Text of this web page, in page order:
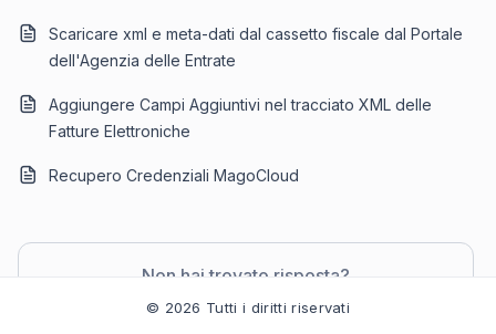
Scaricare xml e meta-dati dal cassetto fiscale dal Portale
dell'Agenzia delle Entrate
Aggiungere Campi Aggiuntivi nel tracciato XML delle
Fatture Elettroniche
Recupero Credenziali MagoCloud
Non hai trovato risposta?
Contatta il supporto
© 2026 Tutti i diritti riservati